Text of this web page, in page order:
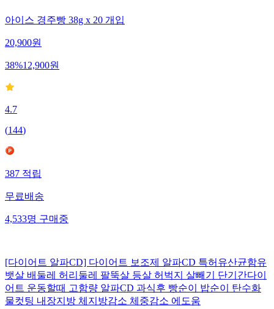
아이스 경주빵 38g x 20 개입
20,900원
38%12,900원
4.7
(144)
387적립
무료배송
4,533명구매중
[다이어트 알파CD] 다이어트 보조제 알파CD 특허유산균함유
뱃살 배둘레 허리둘레 팔뚝살 등살 허벅지 살빼기 단기간다이
어트 운동할때 고함량 알파CD 과식후 빵순이 밥순이 탄수화
물컷팅 내장지방 체지방감소 체중감소 에도움